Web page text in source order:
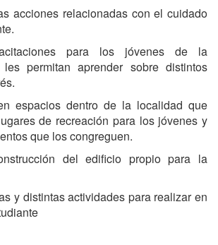
acciones relacionadas con el cuidado
para los jóvenes de la
permitan aprender sobre distintos
espacios dentro de la localidad que
de recreación para los jóvenes y
que los congreguen.
del edificio propio para la
y distintas actividades para realizar en